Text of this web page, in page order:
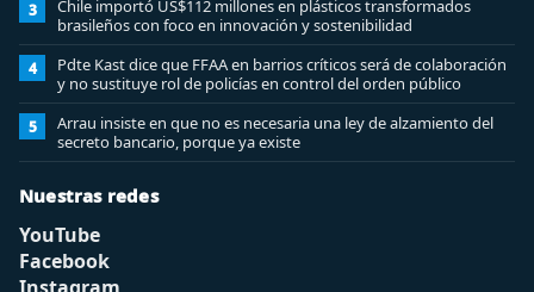
3
Chile importó US$112 millones en plásticos transformados
brasileños con foco en innovación y sostenibilidad
4
Pdte Kast dice que FFAA en barrios críticos será de colaboración
y no sustituye rol de policías en control del orden público
5
Arrau insiste en que no es necesaria una ley de alzamiento del
secreto bancario, porque ya existe
Nuestras redes
YouTube
Facebook